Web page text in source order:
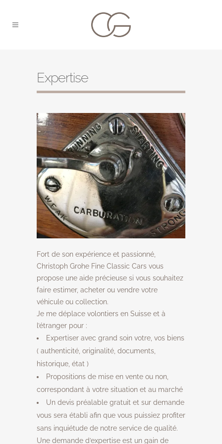
Expertise
Fort de son expérience et passionné,
Christoph Grohe Fine Classic Cars vous
propose une aide précieuse si vous souhaitez
faire estimer, acheter ou vendre votre
véhicule ou collection.
Je me déplace volontiers en Suisse et à
l’étranger pour :
Expertiser avec grand soin votre, vos biens
( authenticité, originalité, documents,
historique, état )
Propositions de mise en vente ou non,
correspondant à votre situation et au marché
Un devis préalable gratuit et sur demande
vous sera établi afin que vous puissiez profiter
sans inquiétude de notre service de qualité.
Une demande d’expertise est un gain de